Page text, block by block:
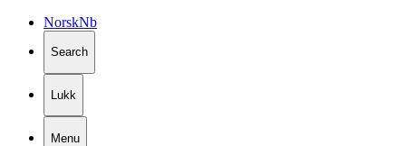
NorskNb
Search
Lukk
Menu